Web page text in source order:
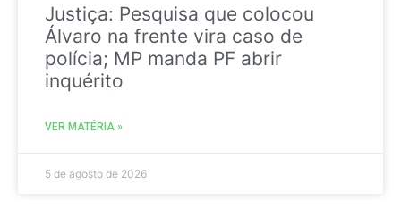
Justiça: Pesquisa que colocou
Álvaro na frente vira caso de
polícia; MP manda PF abrir
inquérito
VER MATÉRIA »
5 de agosto de 2026